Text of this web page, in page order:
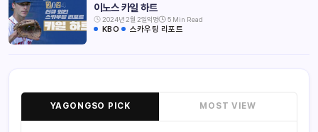
이노스 카일 하트
2024년 2월 2일익명 5 Min Read
KBO 스카우팅 리포트
YAGONGSO PICK MOST VIEW